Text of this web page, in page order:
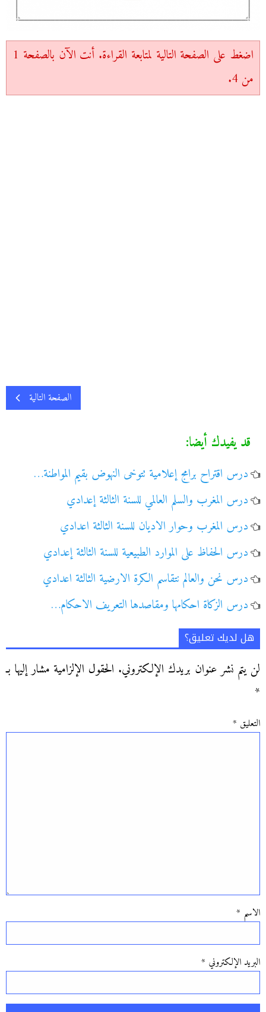
اضغط على الصفحة التالية لمتابعة القراءة. أنت الآن بالصفحة 1
من 4.
الصفحة التالية
قد يفيدك أيضا:
درس اقتراح برامج إعلامية تتوخى النهوض بقيم المواطنة…
درس المغرب والسلم العالمي للسنة الثالثة إعدادي
درس المغرب وحوار الاديان للسنة الثالثة اعدادي
درس الحفاظ على الموارد الطبيعية للسنة الثالثة إعدادي
درس نحن والعالم نتقاسم الكرة الارضية الثالثة اعدادي
درس الزكاة احكامها ومقاصدها التعريف الاحكام…
هل لديك تعليق؟
لن يتم نشر عنوان بريدك الإلكتروني. الحقول الإلزامية مشار إليها بـ
*
التعليق *
الاسم *
البريد الإلكتروني *